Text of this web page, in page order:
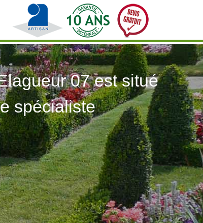
07 est situé
spécialiste